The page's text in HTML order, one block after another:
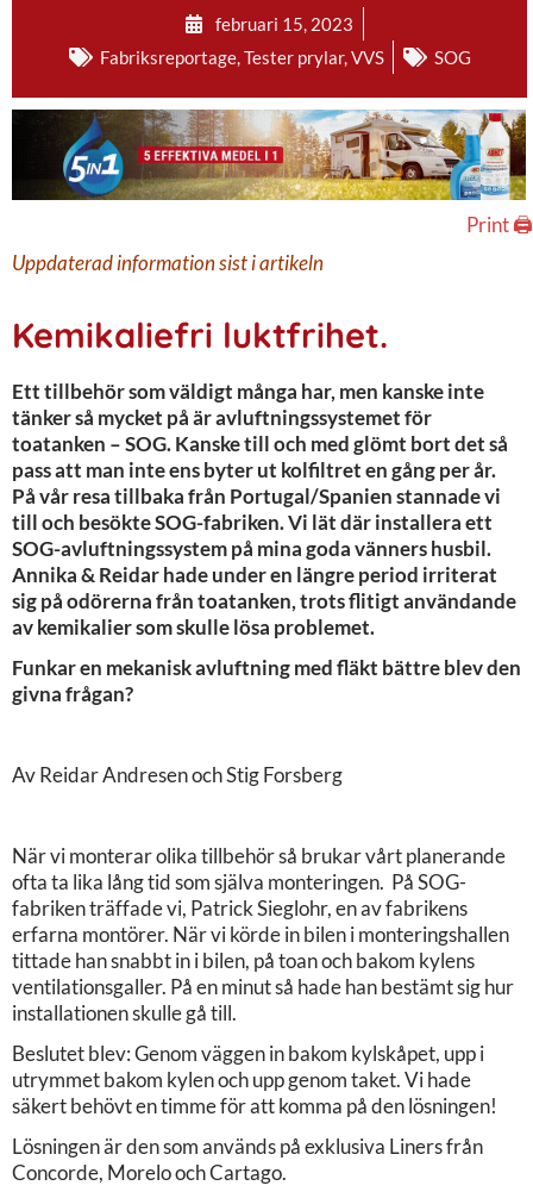
februari 15, 2023
Fabriksreportage,Tester prylar,VVS SOG
Print 🖨
Uppdaterad information sist i artikeln
Kemikaliefri luktfrihet.
Ett tillbehör som väldigt många har, men kanske inte
tänker så mycket på är avluftningssystemet för
toatanken – SOG. Kanske till och med glömt bort det så
pass att man inte ens byter ut kolfiltret en gång per år.
På vår resa tillbaka från Portugal/Spanien stannade vi
till och besökte SOG-fabriken. Vi lät där installera ett
SOG-avluftningssystem på mina goda vänners husbil.
Annika & Reidar hade under en längre period irriterat
sig på odörerna från toatanken, trots flitigt användande
av kemikalier som skulle lösa problemet.
Funkar en mekanisk avluftning med fläkt bättre blev den
givna frågan?
Av Reidar Andresen och Stig Forsberg
När vi monterar olika tillbehör så brukar vårt planerande
ofta ta lika lång tid som själva monteringen. På SOG-
fabriken träffade vi, Patrick Sieglohr, en av fabrikens
erfarna montörer. När vi körde in bilen i monteringshallen
tittade han snabbt in i bilen, på toan och bakom kylens
ventilationsgaller. På en minut så hade han bestämt sig hur
installationen skulle gå till.
Beslutet blev: Genom väggen in bakom kylskåpet, upp i
utrymmet bakom kylen och upp genom taket. Vi hade
säkert behövt en timme för att komma på den lösningen!
Lösningen är den som används på exklusiva Liners från
Concorde, Morelo och Cartago.